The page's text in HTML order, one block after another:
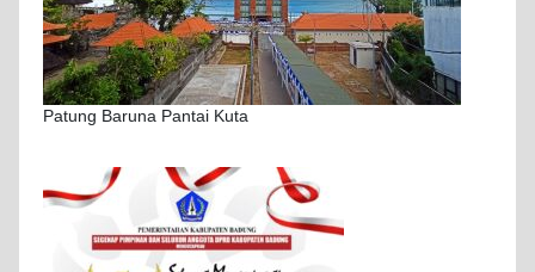
Patung Baruna Pantai Kuta